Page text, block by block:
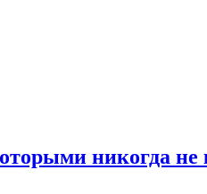
никогда не